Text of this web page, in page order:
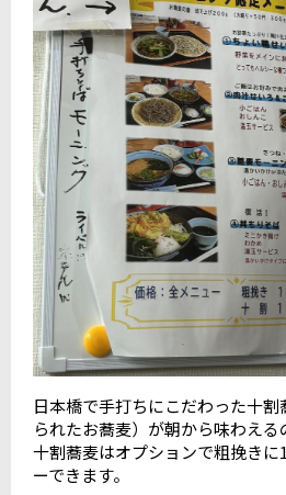
日本橋で手打ちにこだわった十
られたお蕎麦）が朝から味わえ
十割蕎麦はオプションで粗挽き
ーできます。